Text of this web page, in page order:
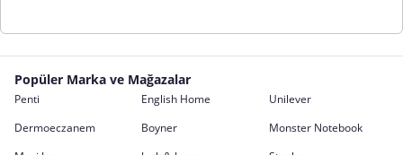
Popüler Marka ve Mağazalar
Penti English Home
Unilever
Dermoeczanem
Boyner
Monster Notebook